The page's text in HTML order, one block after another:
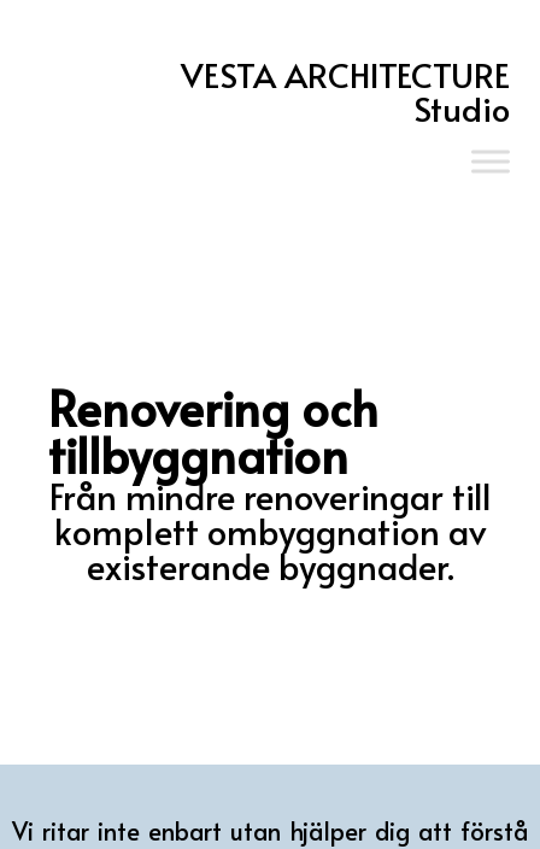
VESTA ARCHITECTURE
Studio
Renovering och
tillbyggnation
Från mindre renoveringar till
komplett ombyggnation av
existerande byggnader.
Vi ritar inte enbart utan hjälper dig att förstå